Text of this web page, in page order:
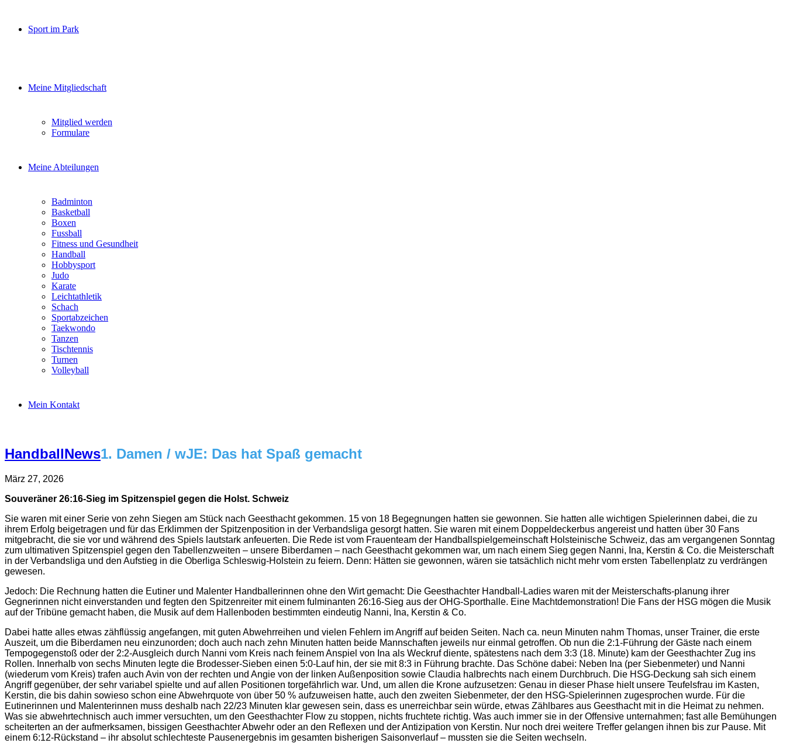
Sport im Park
Meine Mitgliedschaft
Mitglied werden
Formulare
Meine Abteilungen
Badminton
Basketball
Boxen
Fussball
Fitness und Gesundheit
Handball
Hobbysport
Judo
Karate
Leichtathletik
Schach
Sportabzeichen
Taekwondo
Tanzen
Tischtennis
Turnen
Volleyball
Mein Kontakt
HandballNews1. Damen / wJE: Das hat Spaß gemacht
März 27, 2026
Souveräner 26:16-Sieg im Spitzenspiel gegen die Holst. Schweiz
Sie waren mit einer Serie von zehn Siegen am Stück nach Geesthacht gekommen. 15 von 18 Begegnungen hatten sie gewonnen. Sie hatten alle wichtigen Spielerinnen dabei, die zu
ihrem Erfolg beigetragen und für das Erklimmen der Spitzenposition in der Verbandsliga gesorgt hatten. Sie waren mit einem Doppeldeckerbus angereist und hatten über 30 Fans
mitgebracht, die sie vor und während des Spiels lautstark anfeuerten. Die Rede ist vom Frauenteam der Handballspielgemeinschaft Holsteinische Schweiz, das am vergangenen Sonntag
zum ultimativen Spitzenspiel gegen den Tabellenzweiten – unsere Biberdamen ‒ nach Geesthacht gekommen war, um nach einem Sieg gegen Nanni, Ina, Kerstin & Co. die Meisterschaft
in der Verbandsliga und den Aufstieg in die Oberliga Schleswig-Holstein zu feiern. Denn: Hätten sie gewonnen, wären sie tatsächlich nicht mehr vom ersten Tabellenplatz zu verdrängen
gewesen.
Jedoch: Die Rechnung hatten die Eutiner und Malenter Handballerinnen ohne den Wirt gemacht: Die Geesthachter Handball-Ladies waren mit der Meisterschafts-planung ihrer
Gegnerinnen nicht einverstanden und fegten den Spitzenreiter mit einem fulminanten 26:16-Sieg aus der OHG-Sporthalle. Eine Machtdemonstration! Die Fans der HSG mögen die Musik
auf der Tribüne gemacht haben, die Musik auf dem Hallenboden bestimmten eindeutig Nanni, Ina, Kerstin & Co.
Dabei hatte alles etwas zähflüssig angefangen, mit guten Abwehrreihen und vielen Fehlern im Angriff auf beiden Seiten. Nach ca. neun Minuten nahm Thomas, unser Trainer, die erste
Auszeit, um die Biberdamen neu einzunorden; doch auch nach zehn Minuten hatten beide Mannschaften jeweils nur einmal getroffen. Ob nun die 2:1-Führung der Gäste nach einem
Tempogegenstoß oder der 2:2-Ausgleich durch Nanni vom Kreis nach feinem Anspiel von Ina als Weckruf diente, spätestens nach dem 3:3 (18. Minute) kam der Geesthachter Zug ins
Rollen. Innerhalb von sechs Minuten legte die Brodesser-Sieben einen 5:0-Lauf hin, der sie mit 8:3 in Führung brachte. Das Schöne dabei: Neben Ina (per Siebenmeter) und Nanni
(wiederum vom Kreis) trafen auch Avin von der rechten und Angie von der linken Außenposition sowie Claudia halbrechts nach einem Durchbruch. Die HSG-Deckung sah sich einem
Angriff gegenüber, der sehr variabel spielte und auf allen Positionen torgefährlich war. Und, um allen die Krone aufzusetzen: Genau in dieser Phase hielt unsere Teufelsfrau im Kasten,
Kerstin, die bis dahin sowieso schon eine Abwehrquote von über 50 % aufzuweisen hatte, auch den zweiten Siebenmeter, der den HSG-Spielerinnen zugesprochen wurde. Für die
Eutinerinnen und Malenterinnen muss deshalb nach 22/23 Minuten klar gewesen sein, dass es unerreichbar sein würde, etwas Zählbares aus Geesthacht mit in die Heimat zu nehmen.
Was sie abwehrtechnisch auch immer versuchten, um den Geesthachter Flow zu stoppen, nichts fruchtete richtig. Was auch immer sie in der Offensive unternahmen; fast alle Bemühungen
scheiterten an der aufmerksamen, bissigen Geesthachter Abwehr oder an den Reflexen und der Antizipation von Kerstin. Nur noch drei weitere Treffer gelangen ihnen bis zur Pause. Mit
einem 6:12-Rückstand – ihr absolut schlechteste Pausenergebnis im gesamten bisherigen Saisonverlauf ‒ mussten sie die Seiten wechseln.